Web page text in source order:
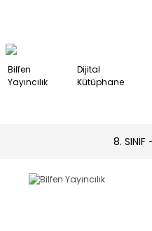
Bilfen
Yayıncılık
Dijital
Kütüphane
8. SINIF